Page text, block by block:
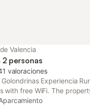
Valencia
2 personas
valoraciones
Experiencia
with free WiFi. The
views. Guests can make